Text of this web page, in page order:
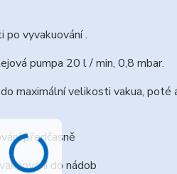
vyvakuování .
pumpa 20 l / min, 0,8 mbar.
maximální velikosti vakua, poté
předčasně
do nádob